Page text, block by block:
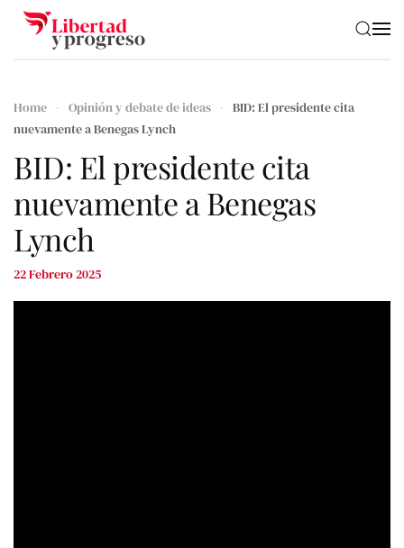
Skip to main content
Home Opinión y debate de ideas
BID: El presidente cita
nuevamente a Benegas Lynch
BID: El presidente cita
nuevamente a Benegas
Lynch
22 Febrero 2025